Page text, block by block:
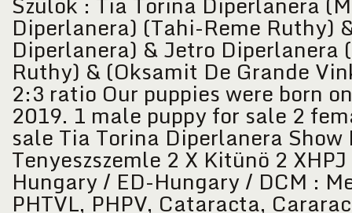
Diperlanera) (Tahi-Reme Ruthy)
Diperlanera) & Jetro Diperlanera
Ruthy) & (Oksamit De Grande
2:3 ratio Our puppies were born
2019. 1 male puppy for sale 2
sale Tia Torina Diperlanera Show
Tenyeszszemle 2 X Kitünö 2
Hungary / ED-Hungary / DCM :
PHTVL, PHPV, Cataracta,